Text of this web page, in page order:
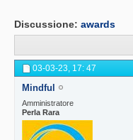
Discussione: awards
03-03-23, 17: 47
Mindful
Amministratore
Perla Rara